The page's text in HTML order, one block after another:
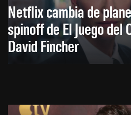
Netflix cambia de
spinoff de El Juego del
David Fincher